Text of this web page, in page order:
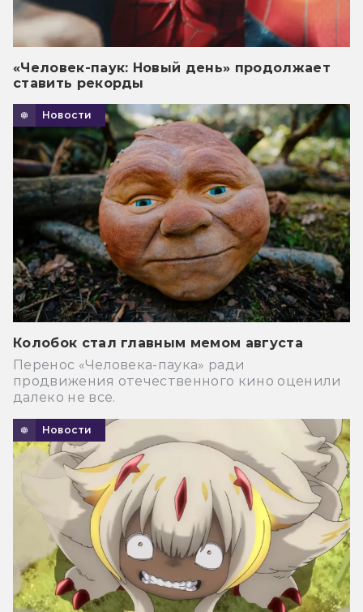
«Человек-паук: Новый день» продолжает
ставить рекорды
Новости
Колобок стал главным мемом августа
Перенос «Человека-паука» ради
продвижения отечественного кино оценили
далеко не все.
Новости